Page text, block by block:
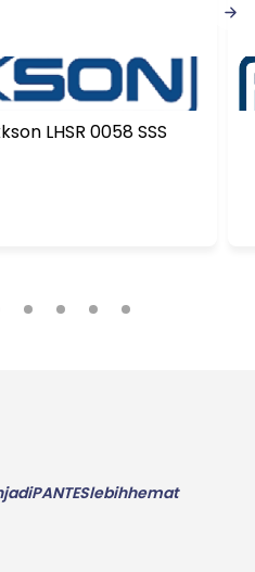
LHSR 0058 SSS